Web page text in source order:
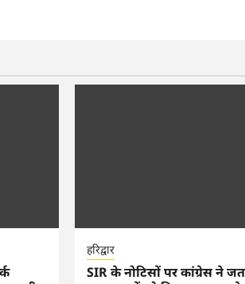
हरिद्वार
SIR के नोटिसों पर कांग्रेस ने